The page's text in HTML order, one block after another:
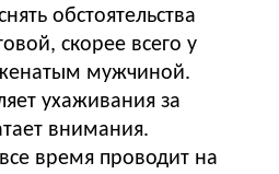
обстоятельства
скорее всего у
мужчиной.
ухаживания за
внимания.
время проводит на